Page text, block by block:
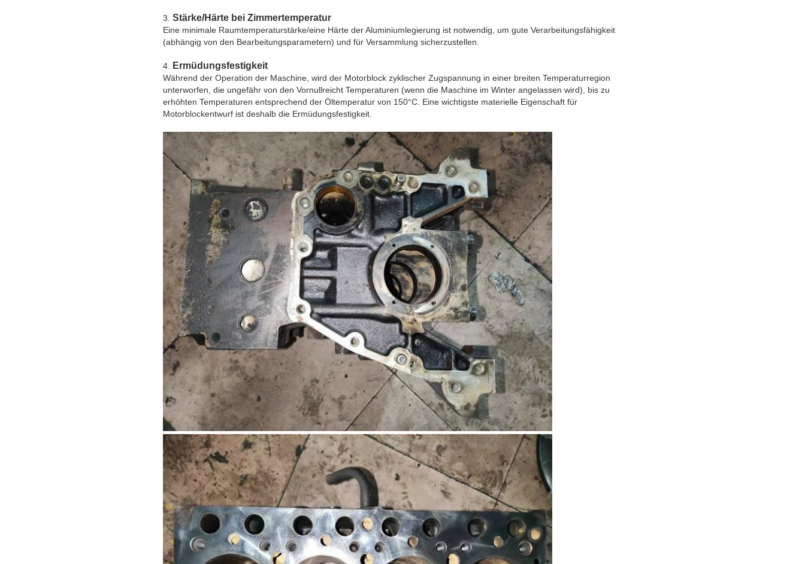
3. Stärke/Härte bei Zimmertemperatur
Eine minimale Raumtemperaturstärke/eine Härte der Aluminiumlegierung ist notwendig, um gute Verarbeitungsfähigkeit
(abhängig von den Bearbeitungsparametern) und für Versammlung sicherzustellen.
4. Ermüdungsfestigkeit
Während der Operation der Maschine, wird der Motorblock zyklischer Zugspannung in einer breiten Temperaturregion
unterworfen, die ungefähr von den Vornullreicht Temperaturen (wenn die Maschine im Winter angelassen wird), bis zu
erhöhten Temperaturen entsprechend der Öltemperatur von 150°C. Eine wichtigste materielle Eigenschaft für
Motorblockentwurf ist deshalb die Ermüdungsfestigkeit.